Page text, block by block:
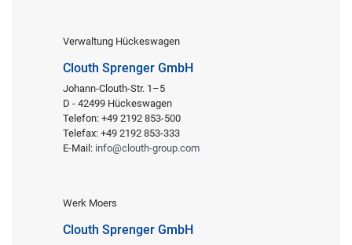
Verwaltung Hückeswagen
Clouth Sprenger GmbH
Johann-Clouth-Str. 1–5
D - 42499 Hückeswagen
Telefon: +49 2192 853-500
Telefax: +49 2192 853-333
E-Mail: info@clouth-group.com
Werk Moers
Clouth Sprenger GmbH